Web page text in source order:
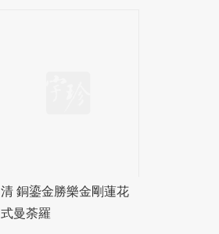
清 銅鎏金勝樂金剛蓮花
式曼荼羅